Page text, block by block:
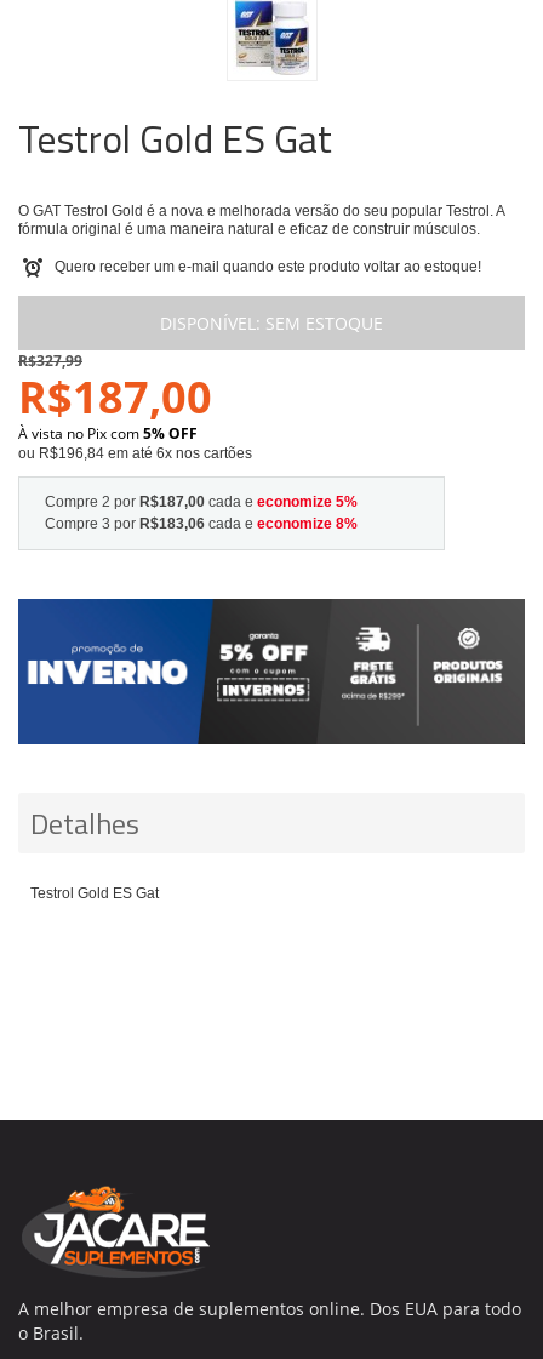
Testrol Gold ES Gat
O GAT Testrol Gold é a nova e melhorada versão do seu popular Testrol. A
fórmula original é uma maneira natural e eficaz de construir músculos.
Quero receber um e-mail quando este produto voltar ao estoque!
DISPONÍVEL: SEM ESTOQUE
R$327,99
R$187,00
À vista no Pix com5% OFF
ou R$196,84 em até 6x nos cartões
Compre 2 por R$187,00 cada e economize 5%
Compre 3 por R$183,06 cada e economize 8%
Detalhes
Testrol Gold ES Gat
A melhor empresa de suplementos online. Dos EUA para todo
o Brasil.